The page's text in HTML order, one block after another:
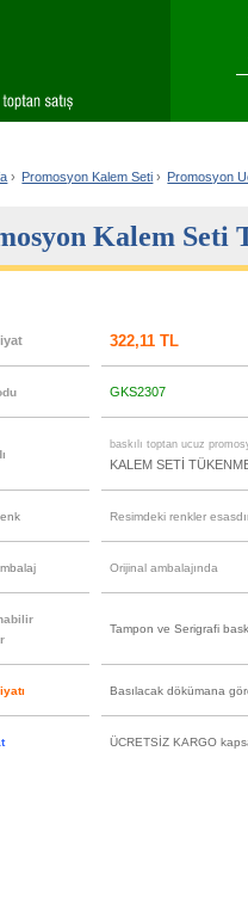
› Promosyon Kalem Seti › Promosyon
Kalem Seti
322,11 TL
GKS2307
baskılı toptan ucuz
KALEM SETİ
Resimdeki renkler
Orijinal ambalajında
Tampon ve Serigrafi
Basılacak dökümana
ÜCRETSİZ KARGO